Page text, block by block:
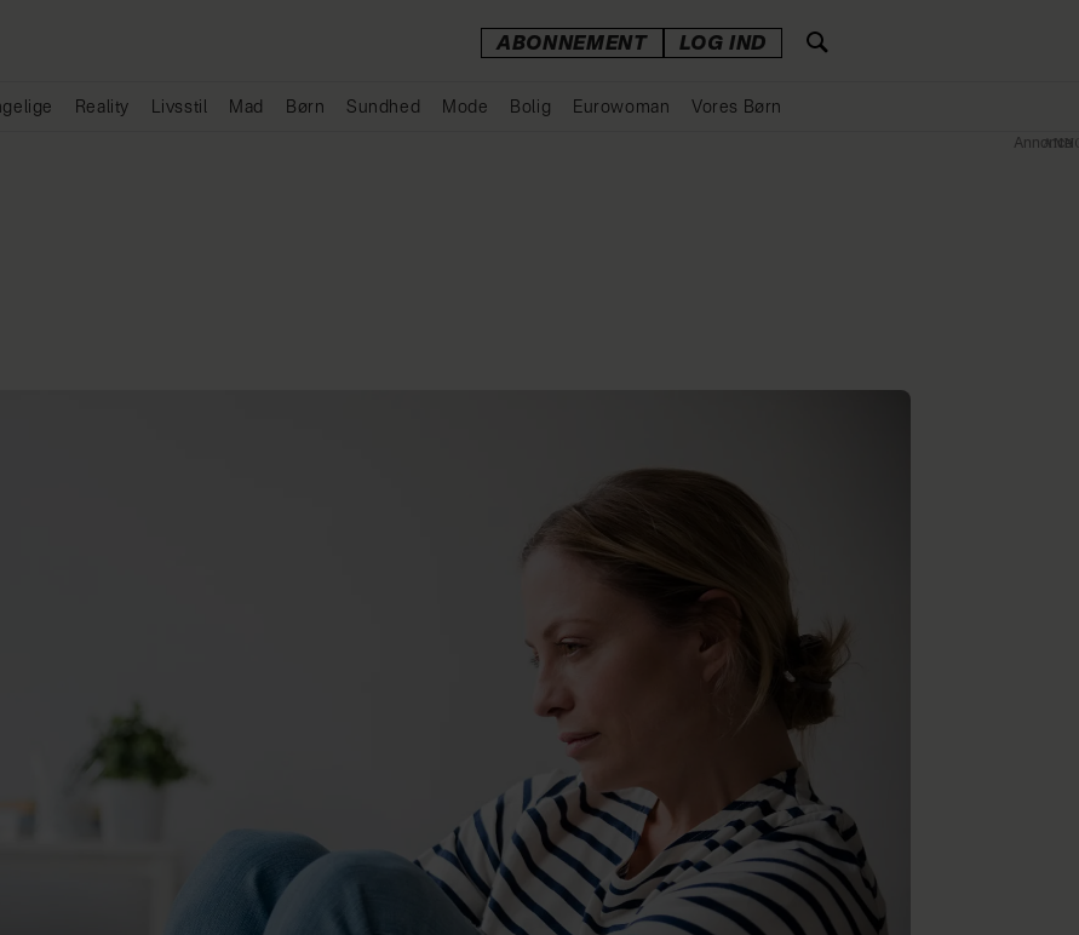
ABONNEMENT LOG IND
Reality Livsstil Mad Børn Sundhed Mode Bolig Eurowoman Vores Børn
Annonce